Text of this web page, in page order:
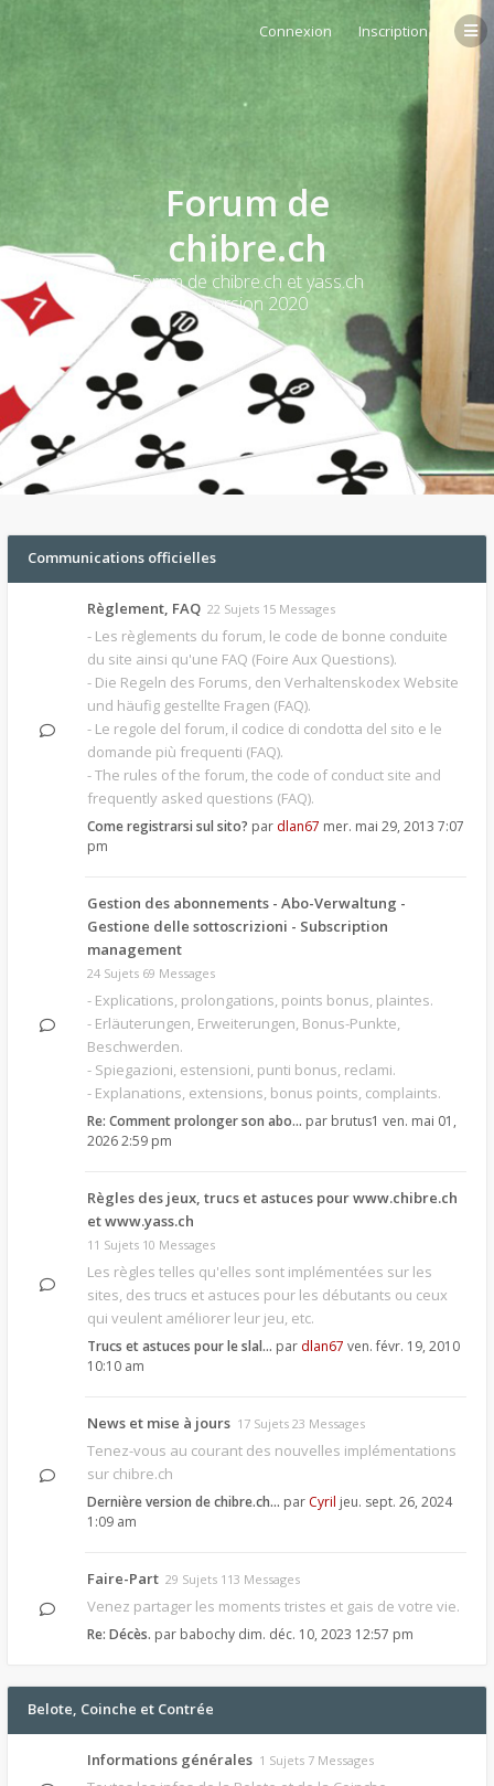
Connexion Inscription
Forum de
chibre.ch
Forum de chibre.ch et yass.ch
et version 2020
Communications officielles
Règlement, FAQ 22 Sujets 15 Messages
- Les règlements du forum, le code de bonne conduite
du site ainsi qu'une FAQ (Foire Aux Questions).
- Die Regeln des Forums, den Verhaltenskodex Website
und häufig gestellte Fragen (FAQ).
- Le regole del forum, il codice di condotta del sito e le
domande più frequenti (FAQ).
- The rules of the forum, the code of conduct site and
frequently asked questions (FAQ).
Come registrarsi sul sito? par dlan67 mer. mai 29, 2013 7:07
pm
Gestion des abonnements - Abo-Verwaltung -
Gestione delle sottoscrizioni - Subscription
management
24 Sujets 69 Messages
- Explications, prolongations, points bonus, plaintes.
- Erläuterungen, Erweiterungen, Bonus-Punkte,
Beschwerden.
- Spiegazioni, estensioni, punti bonus, reclami.
- Explanations, extensions, bonus points, complaints.
Re: Comment prolonger son abo… par brutus1 ven. mai 01,
2026 2:59 pm
Règles des jeux, trucs et astuces pour www.chibre.ch
et www.yass.ch
11 Sujets 10 Messages
Les règles telles qu'elles sont implémentées sur les
sites, des trucs et astuces pour les débutants ou ceux
qui veulent améliorer leur jeu, etc.
Trucs et astuces pour le slal… par dlan67 ven. févr. 19, 2010
10:10 am
News et mise à jours 17 Sujets 23 Messages
Tenez-vous au courant des nouvelles implémentations
sur chibre.ch
Dernière version de chibre.ch… par Cyril jeu. sept. 26, 2024
1:09 am
Faire-Part 29 Sujets 113 Messages
Venez partager les moments tristes et gais de votre vie.
Re: Décès. par babochy dim. déc. 10, 2023 12:57 pm
Belote, Coinche et Contrée
Informations générales 1 Sujets 7 Messages